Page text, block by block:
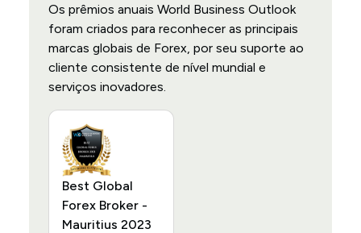
Os prêmios anuais World Business Outlook
foram criados para reconhecer as principais
marcas globais de Forex, por seu suporte ao
cliente consistente de nível mundial e
serviços inovadores.
Best Global
Forex Broker -
Mauritius 2023